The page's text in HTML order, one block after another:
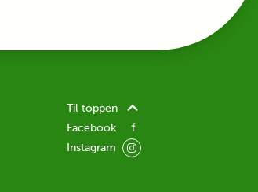
Til toppen
Facebook
Instagram